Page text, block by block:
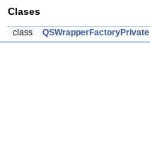
Clases
class QSWrapperFactoryPrivate